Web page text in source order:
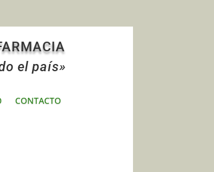
el país»
CONTACTO